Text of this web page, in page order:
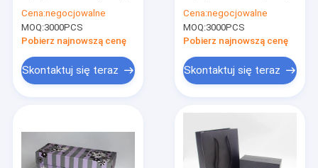
Cena:negocjowalne
MOQ:3000PCS
Pobierz najnowszą cenę
Skontaktuj się teraz
Cena:negocjowalne
MOQ:3000PCS
Pobierz najnowszą cenę
Skontaktuj się teraz